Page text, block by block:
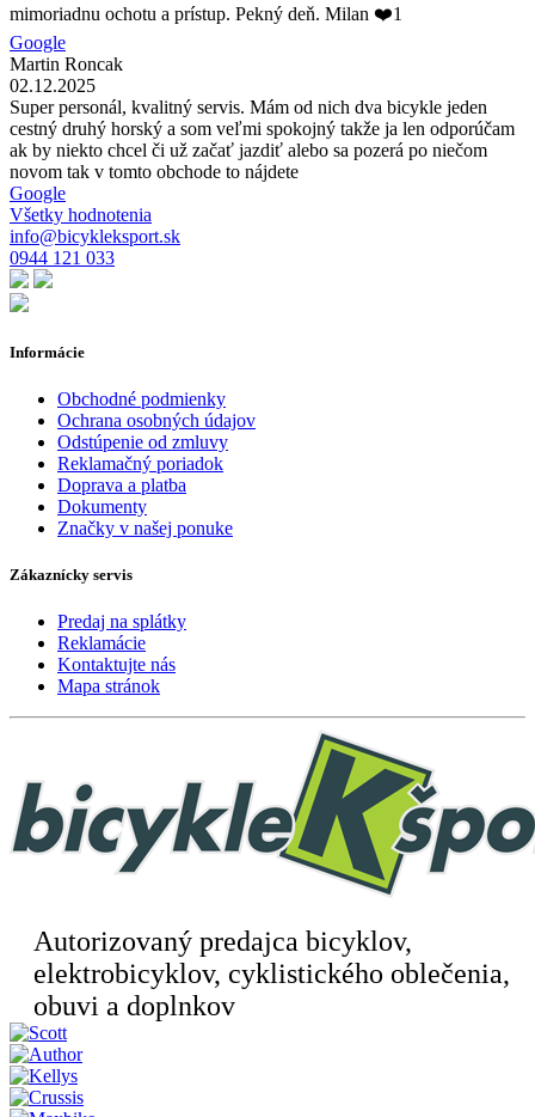
mimoriadnu ochotu a prístup. Pekný deň. Milan ❤️1
Google
Martin Roncak
02.12.2025
Super personál, kvalitný servis. Mám od nich dva bicykle jeden
cestný druhý horský a som veľmi spokojný takže ja len odporúčam
ak by niekto chcel či už začať jazdiť alebo sa pozerá po niečom
novom tak v tomto obchode to nájdete
Google
Všetky hodnotenia
info@bicykleksport.sk
0944 121 033
Informácie
Obchodné podmienky
Ochrana osobných údajov
Odstúpenie od zmluvy
Reklamačný poriadok
Doprava a platba
Dokumenty
Značky v našej ponuke
Zákaznícky servis
Predaj na splátky
Reklamácie
Kontaktujte nás
Mapa stránok
Autorizovaný predajca bicyklov,
elektrobicyklov, cyklistického oblečenia,
obuvi a doplnkov